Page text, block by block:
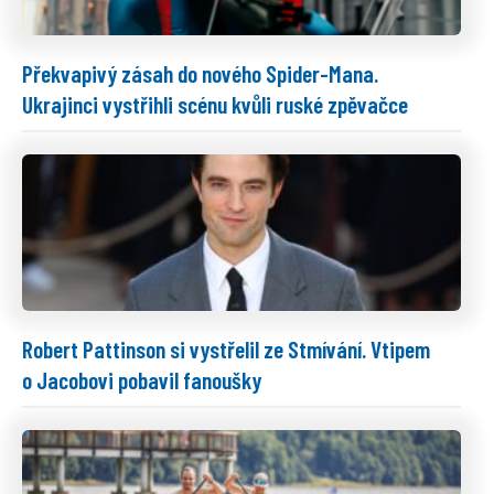
Překvapivý zásah do nového Spider-Mana.
Ukrajinci vystřihli scénu kvůli ruské zpěvačce
Robert Pattinson si vystřelil ze Stmívání. Vtipem
o Jacobovi pobavil fanoušky